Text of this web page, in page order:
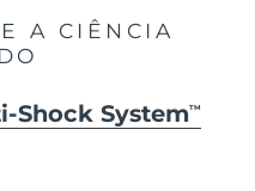
A CIÊNCIA
Shock SystemTM
Entrega prevista
Entrega prevista 8/11/26